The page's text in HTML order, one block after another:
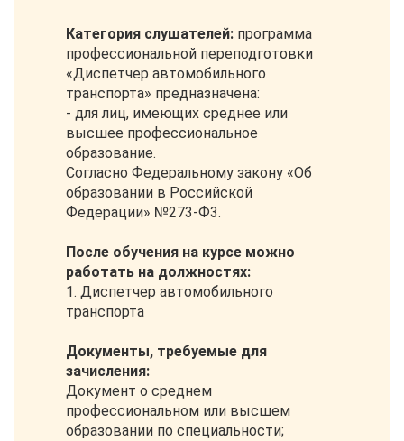
Категория слушателей: программа
профессиональной переподготовки
«Диспетчер автомобильного
транспорта» предназначена:
- для лиц, имеющих среднее или
высшее профессиональное
образование.
Согласно Федеральному закону «Об
образовании в Российской
Федерации» №273-Ф3.
После обучения на курсе можно
работать на должностях:
1. Диспетчер автомобильного
транспорта
Документы, требуемые для
зачисления:
Документ о среднем
профессиональном или высшем
образовании по специальности;